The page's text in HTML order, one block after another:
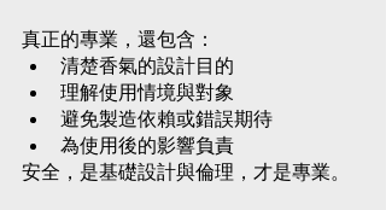
真正的專業，還包含：
清楚香氣的設計目的
理解使用情境與對象
避免製造依賴或錯誤期待
為使用後的影響負責
安全，是基礎設計與倫理，才是專業。